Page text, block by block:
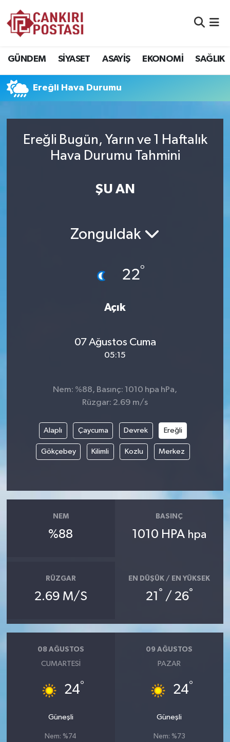
GÜNDEM SİYASET ASAYİŞ EKONOMİ SAĞLIK
Ereğli Hava Durumu
Ereğli Bugün, Yarın ve 1 Haftalık
Hava Durumu Tahmini
ŞU AN
Zonguldak
22°
Açık
07 Ağustos Cuma
05:15
Nem: %88, Basınç: 1010 hpa hPa,
Rüzgar: 2.69 m/s
Alaplı Çaycuma Devrek Ereğli
Gökçebey Kilimli Kozlu Merkez
NEM
%88
BASINÇ
1010 HPA hpa
RÜZGAR
2.69 M/S
EN DÜŞÜK / EN YÜKSEK
21 ° / 26°
08 AĞUSTOS
CUMARTESI
24°
Güneşli
Nem: %74
09 AĞUSTOS
PAZAR
24°
Güneşli
Nem: %73
ASAYİŞ
EKONOMİ
SAĞLIK
BİLİM&TEKNOLOJİ
BÖLGE
Namaz Vakitleri
Trafik Durumu
Süper Lig Puan Durumu ve Fikstür
Son Dakika Haberleri